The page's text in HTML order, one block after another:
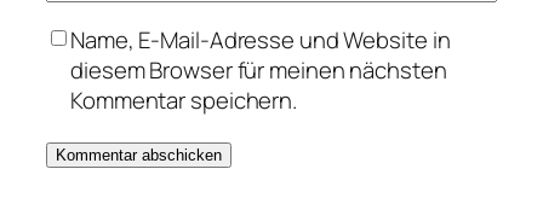
Name, E-Mail-Adresse und Website in
diesem Browser für meinen nächsten
Kommentar speichern.